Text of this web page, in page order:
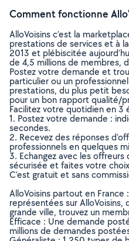
Comment fonctionne
AlloVoisins c’est la
prestations de services et à
2013 et plébiscitée
de 4,5 millions de membres,
Postez votre demande et
particulier ou un
prestations, du plus petit
pour un bon rapport qualité/
Facilitez votre quotidien en 3
1. Postez votre demande :
secondes.
2. Recevez des réponses
professionnels en quelques
3. Echangez avec les
sécurisée et faites votre
C’est gratuit et sans
AlloVoisins partout en
représentées sur AlloVoisins,
grande ville, trouvez un
Efficace : Une demande
millions de demandes